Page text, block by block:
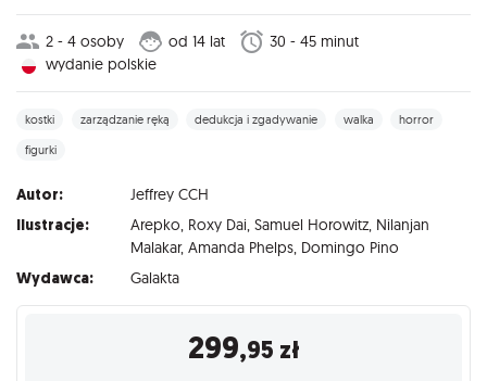
2 - 4 osoby od 14 lat
30 - 45 minut
wydanie polskie
kostki zarządzanie ręką dedukcja i zgadywanie walka
horror
figurki
Autor: Jeffrey CCH
Ilustracje: Arepko, Roxy Dai, Samuel Horowitz, Nilanjan
Malakar, Amanda Phelps, Domingo Pino
Wydawca: Galakta
299,95 zł